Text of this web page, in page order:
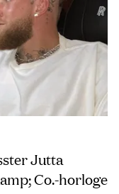
Jutta
Co.-horloge